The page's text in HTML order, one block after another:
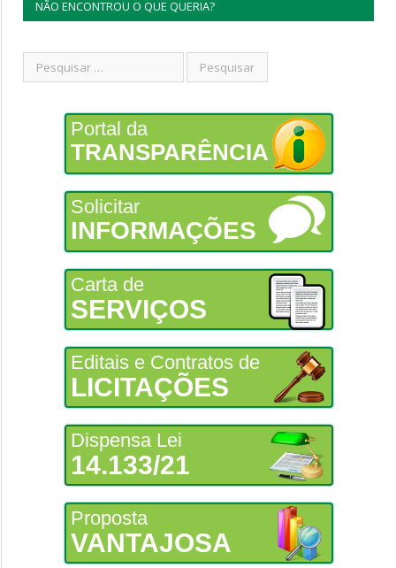
NÃO ENCONTROU O QUE QUERIA?
Portal da
TRANSPARÊNCIA
Solicitar
INFORMAÇÕES
Carta de
SERVIÇOS
Editais e Contratos de
LICITAÇÕES
Dispensa Lei
14.133/21
Proposta
VANTAJOSA